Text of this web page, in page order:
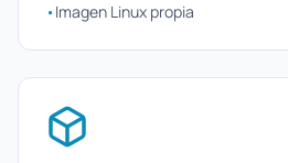
•Imagen Linux propia